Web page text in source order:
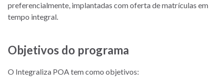
preferencialmente, implantadas com oferta de matrículas em
tempo integral.
Objetivos do programa
O Integraliza POA tem como objetivos: